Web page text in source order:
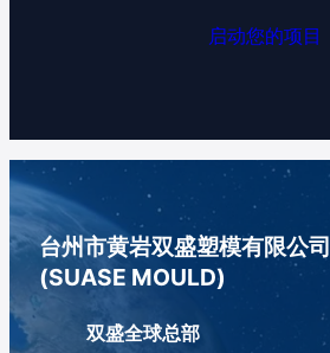
启动您的项目
台州市黄岩双盛塑模有限公司
(SUASE MOULD)
双盛全球总部